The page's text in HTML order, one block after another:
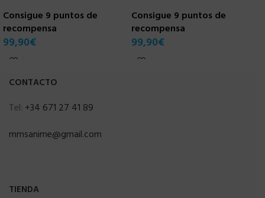
Consigue 9 puntos de
recompensa
99,90€
Consigue 9 puntos de
recompensa
99,90€
CONTACTO
Tel: +34 671 27 41 89
mmsanime@gmail.com
TIENDA